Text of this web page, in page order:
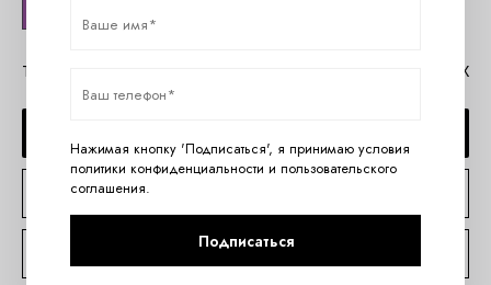
Таблица размеров Laete Помощь в MAX
КОНСУЛЬТАЦИЯ ПО TELEGRAM
Нажимая кнопку 'Подписаться', я принимаю условия
политики конфиденциальности и пользовательского
соглашения.
Подписаться